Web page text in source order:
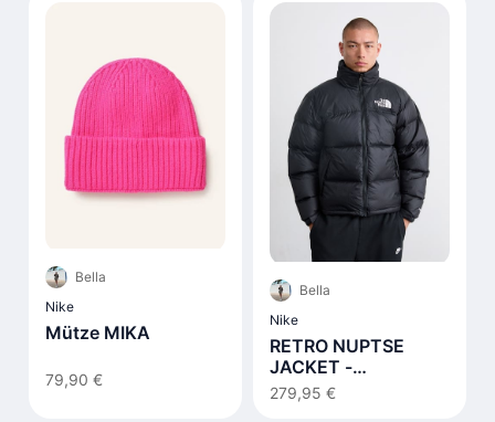
Bella
Nike
Mütze MIKA
79,90 €
Bella
Nike
RETRO NUPTSE
JACKET -
Daunenjacke - black
279,95 €